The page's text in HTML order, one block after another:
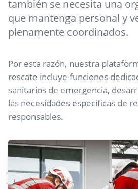
también se necesita una
que mantenga personal y
plenamente coordinados.
Por esta razón, nuestra
rescate incluye funciones
sanitarios de emergencia,
las necesidades específicas de
responsables.